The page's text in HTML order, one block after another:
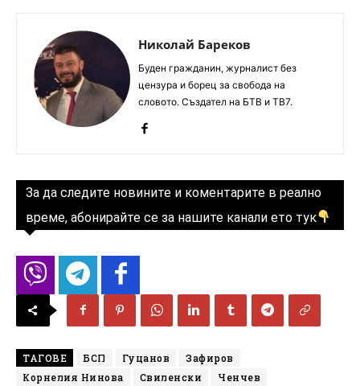
Николай Бареков
Буден гражданин, журналист без
цензура и борец за свобода на
словото. Създател на БТВ и ТВ7.
За да следите новините и коментарите в реално
време, абонирайте се за нашите канали ето тук
ТАГОВЕ БСП Гуцанов
Зафиров
Корнелия Нинова
Свиленски Ченчев